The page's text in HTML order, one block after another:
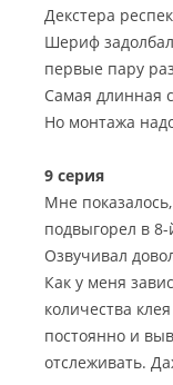
Декстера
Шериф
первые пару
Самая длинная
Но монтажа
9 серия
Мне
подвыгорел в
Озвучивал
Как у меня
количества
постоянно и
отслеживать.